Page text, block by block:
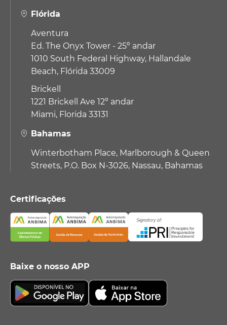
Flórida
Aventura
Ed. The Onyx Tower - 25º andar
1010 South Federal Highway, Hallandale
Beach, Flórida 33009
Brickell
1221 Brickell Ave 12º andar
Miami, Florida 33131
Bahamas
Winterbotham Place, Marlborough & Queen
Streets, P.O. Box N-3026, Nassau, Bahamas
Certificações
Baixe o nosso APP